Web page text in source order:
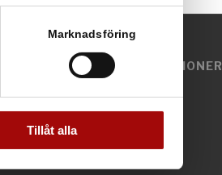
. Du kan ändra
information från din enhet
kombinera informationen
tjänster.
Marknadsföring
Tillåt alla
OCH INSTRUKTIONER
simhall och badhus
och transportband